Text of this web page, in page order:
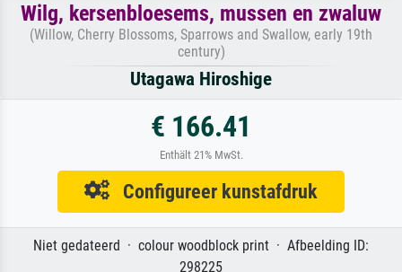
Wilg, kersenbloesems, mussen en zwaluw
(Willow, Cherry Blossoms, Sparrows and Swallow, early 19th
century)
Utagawa Hiroshige
€ 166.41
Enthält 21% MwSt.
Configureer kunstafdruk
Niet gedateerd · colour woodblock print · Afbeelding ID:
298225